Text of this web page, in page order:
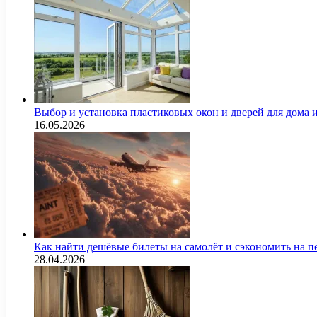
Выбор и установка пластиковых окон и дверей для дома
16.05.2026
Как найти дешёвые билеты на самолёт и сэкономить на
28.04.2026